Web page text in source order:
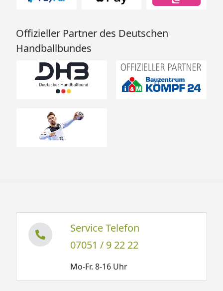
Offizieller Partner des Deutschen
Handballbundes
Service Telefon
07051 / 9 22 22
Mo-Fr. 8-16 Uhr